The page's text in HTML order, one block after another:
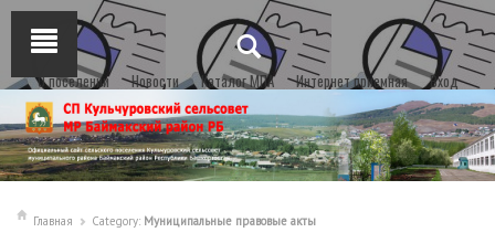
О поселении Новости Каталог МПА Интернет приемная Вход
Главная Category: Муниципальные правовые акты